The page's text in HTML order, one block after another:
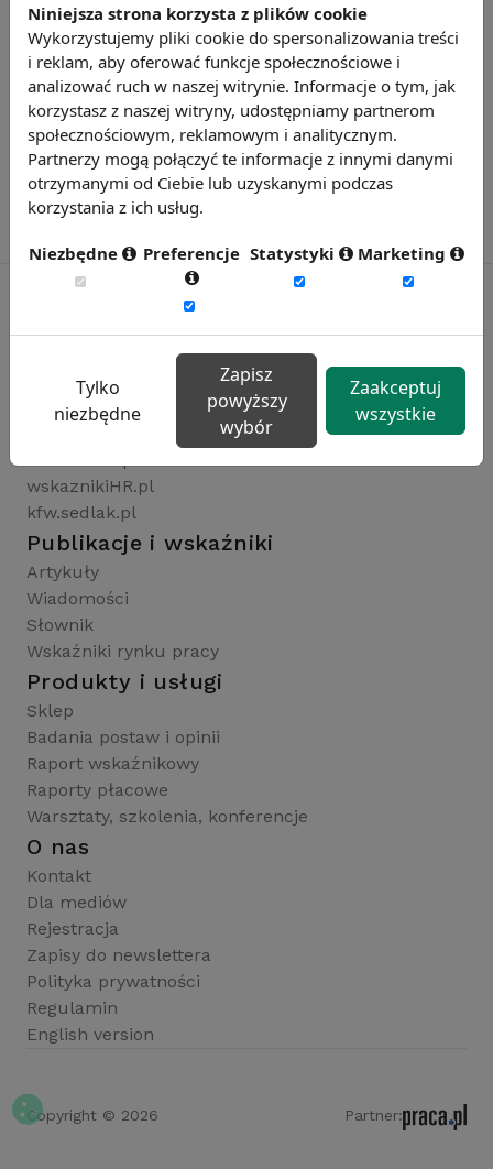
Rynekpracy.pl
sedlak.pl
wynagrodzenia.pl
wskaznikiHR.pl
kfw.sedlak.pl
Publikacje i wskaźniki
Artykuły
Wiadomości
Słownik
Wskaźniki rynku pracy
Produkty i usługi
Sklep
Badania postaw i opinii
Raport wskaźnikowy
Raporty płacowe
Warsztaty, szkolenia, konferencje
O nas
Kontakt
Dla mediów
Rejestracja
Zapisy do newslettera
Polityka prywatności
Regulamin
English version
Copyright © 2026 Partner:
Niniejsza strona korzysta z plików cookie
Wykorzystujemy pliki cookie do spersonalizowania treści
i reklam, aby oferować funkcje społecznościowe i
analizować ruch w naszej witrynie. Informacje o tym, jak
korzystasz z naszej witryny, udostępniamy partnerom
społecznościowym, reklamowym i analitycznym.
Partnerzy mogą połączyć te informacje z innymi danymi
otrzymanymi od Ciebie lub uzyskanymi podczas
korzystania z ich usług.
Niezbędne Preferencje Statystyki Marketing
Tylko
niezbędne
Zapisz
powyższy
wybór
Zaakceptuj
wszystkie